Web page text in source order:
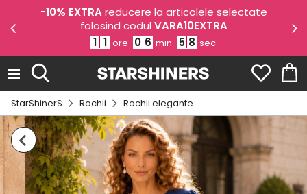
-10% EXTRAreducere la articolele selectate
folosind codul VARA10EXTRA
1 1 ore 0 6 min 5 8 sec
StarShinerS Rochii Rochii elegante